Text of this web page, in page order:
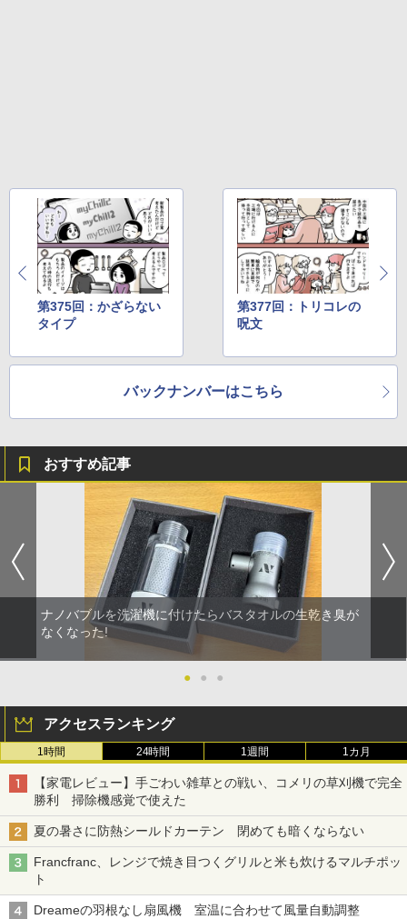
第375回：かざらない
タイプ
第377回：トリコレの
呪文
バックナンバーはこちら
おすすめ記事
ナノバブルを洗濯機に付けたらバスタオルの生乾き臭が
なくなった!
● ● ●
アクセスランキング
1時間 24時間 1週間 1カ月
【家電レビュー】手ごわい雑草との戦い、コメリの草刈機で完全
勝利 掃除機感覚で使えた
夏の暑さに防熱シールドカーテン 閉めても暗くならない
Francfranc、レンジで焼き目つくグリルと米も炊けるマルチポッ
ト
Dreameの羽根なし扇風機 室温に合わせて風量自動調整